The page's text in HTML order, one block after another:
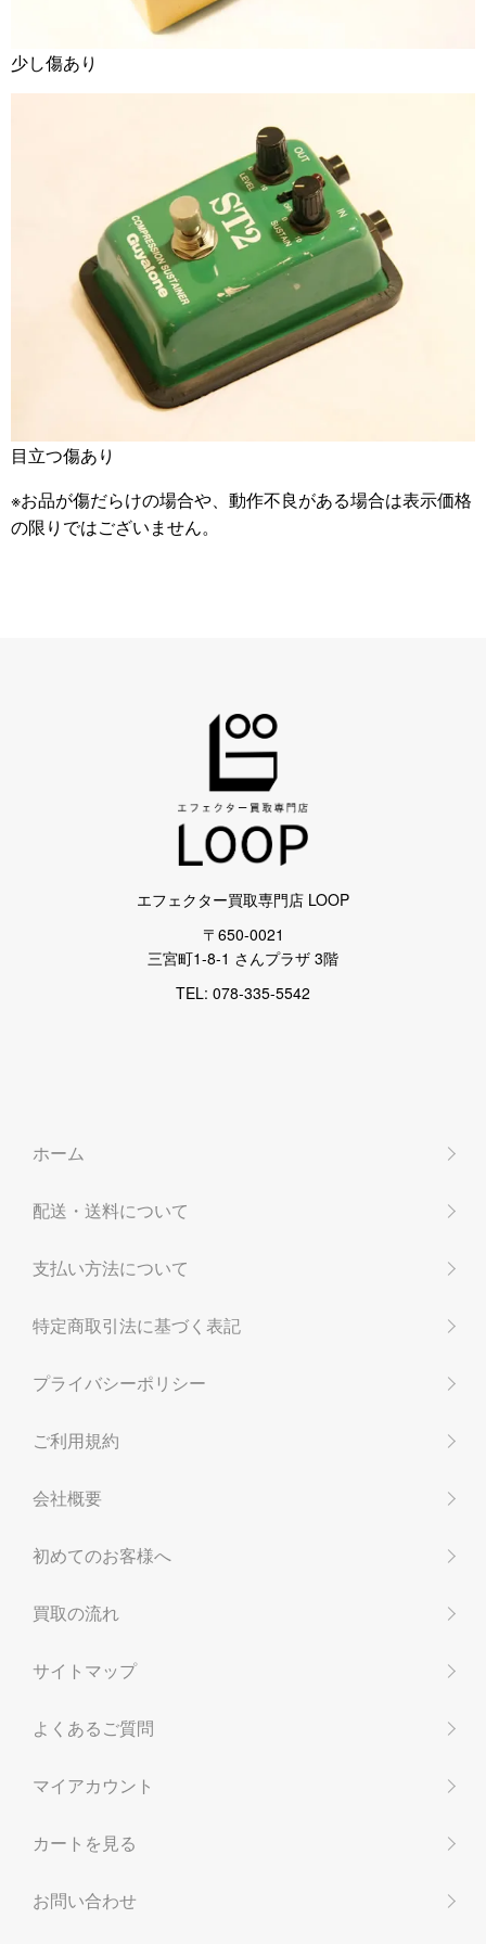
少し傷あり
目立つ傷あり
※お品が傷だらけの場合や、動作不良がある場合は表示価格
の限りではございません。
エフェクター買取専門店 LOOP
〒650-0021
三宮町1-8-1 さんプラザ 3階
TEL: 078-335-5542
ホーム
配送・送料について
支払い方法について
特定商取引法に基づく表記
プライバシーポリシー
ご利用規約
会社概要
初めてのお客様へ
買取の流れ
サイトマップ
よくあるご質問
マイアカウント
カートを見る
お問い合わせ